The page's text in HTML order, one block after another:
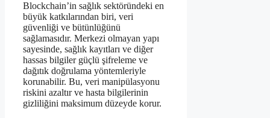
Blockchain’in sağlık sektöründeki en
büyük katkılarından biri, veri
güvenliği ve bütünlüğünü
sağlamasıdır. Merkezi olmayan yapı
sayesinde, sağlık kayıtları ve diğer
hassas bilgiler güçlü şifreleme ve
dağıtık doğrulama yöntemleriyle
korunabilir. Bu, veri manipülasyonu
riskini azaltır ve hasta bilgilerinin
gizliliğini maksimum düzeyde korur.